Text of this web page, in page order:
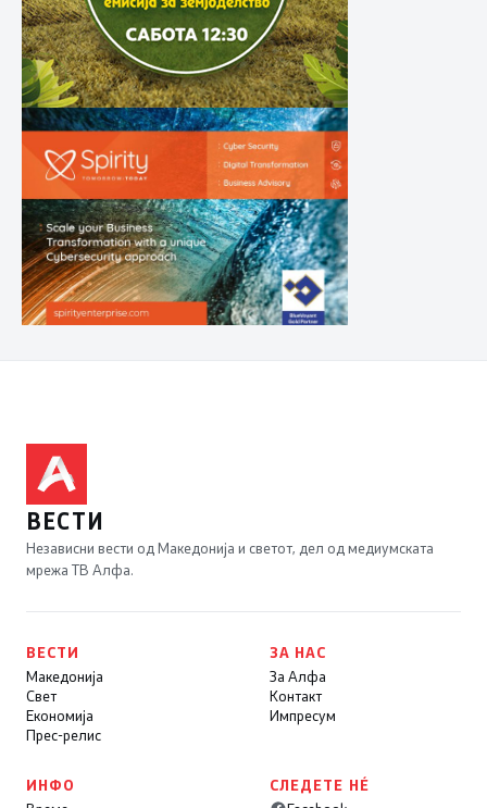
ВЕСТИ
Независни вести од Македонија и светот, дел од медиумската
мрежа ТВ Алфа.
ВЕСТИ
Македонија
Свет
Економија
Прес-релис
ЗА НАС
За Алфа
Контакт
Импресум
ИНФО
СЛЕДЕТЕ НÉ